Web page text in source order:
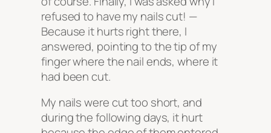
refused to have my nails cut! —
Because it hurts right there, I
answered, pointing to the tip of my
finger where the nail ends, where it
had been cut.
My nails were cut too short, and
during the following days, it hurt